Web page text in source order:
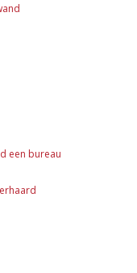
een bureau